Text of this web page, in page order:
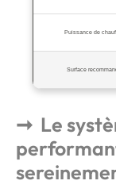
Puissance de
Surface
Le